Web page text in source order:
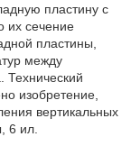
пластину с
их сечение
пластины,
между
Технический
изобретение,
вертикальных
6 ил.